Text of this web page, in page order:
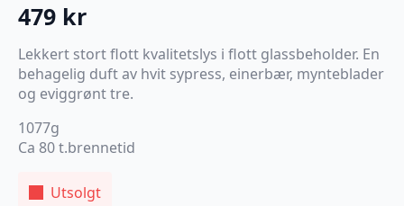
479 kr
Lekkert stort flott kvalitetslys i flott glassbeholder. En
behagelig duft av hvit sypress, einerbær, mynteblader
og eviggrønt tre.
1077g
Ca 80 t.brennetid
Utsolgt